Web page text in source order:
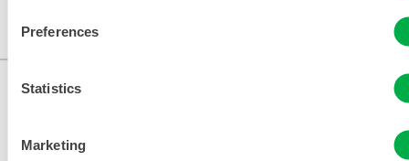
Preferences
Statistics
Marketing